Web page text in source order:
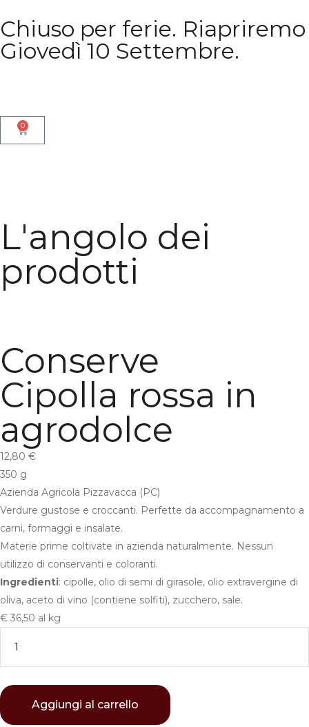
Chiuso per ferie. Riapriremo
Giovedì 10 Settembre.
0
L'angolo dei
prodotti
Conserve
Cipolla rossa in
agrodolce
12,80 €
350 g
Azienda Agricola Pizzavacca (PC)
Verdure gustose e croccanti. Perfette da accompagnamento a
carni, formaggi e insalate.
Materie prime coltivate in azienda naturalmente. Nessun
utilizzo di conservanti e coloranti.
Ingredienti: cipolle, olio di semi di girasole, olio extravergine di
oliva, aceto di vino (contiene solfiti), zucchero, sale.
€ 36,50 al kg
Aggiungi al carrello